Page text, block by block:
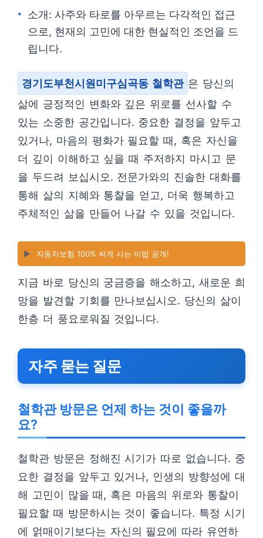
소개: 사주와 타로를 아우르는 다각적인 접근
으로, 현재의 고민에 대한 현실적인 조언을 드
립니다.
경기도부천시원미구심곡동 철학관 은 당신의
삶에 긍정적인 변화와 깊은 위로를 선사할 수
있는 소중한 공간입니다. 중요한 결정을 앞두고
있거나, 마음의 평화가 필요할 때, 혹은 자신을
더 깊이 이해하고 싶을 때 주저하지 마시고 문
을 두드려 보십시오. 전문가와의 진솔한 대화를
통해 삶의 지혜와 통찰을 얻고, 더욱 행복하고
주체적인 삶을 만들어 나갈 수 있을 것입니다.
▶️ 자동차보험 100% 싸게 사는 비법 공개!
지금 바로 당신의 궁금증을 해소하고, 새로운 희
망을 발견할 기회를 만나보십시오. 당신의 삶이
한층 더 풍요로워질 것입니다.
자주 묻는 질문
철학관 방문은 언제 하는 것이 좋을까
요?
철학관 방문은 정해진 시기가 따로 없습니다. 중
요한 결정을 앞두고 있거나, 인생의 방향성에 대
해 고민이 많을 때, 혹은 마음의 위로와 통찰이
필요할 때 방문하시는 것이 좋습니다. 특정 시기
에 얽매이기보다는 자신의 필요에 따라 유연하